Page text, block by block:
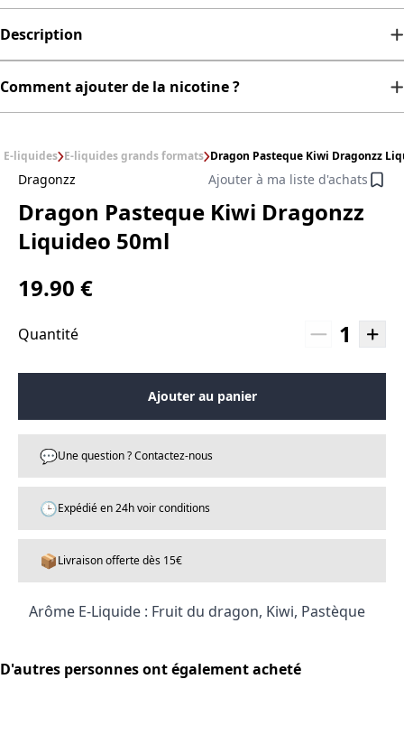
Description
Comment ajouter de la nicotine ?
E-liquides E-liquides grands formats Dragon Pasteque Kiwi Dragonzz
Dragonzz Ajouter à ma liste d'achats
Dragon Pasteque Kiwi Dragonzz
Liquideo 50ml
19.90 €
Quantité 1
Ajouter au panier
💬Une question ? Contactez-nous
🕒Expédié en 24h voir conditions
📦Livraison offerte dès 15€
Arôme E-Liquide : Fruit du dragon, Kiwi, Pastèque
D'autres personnes ont également acheté